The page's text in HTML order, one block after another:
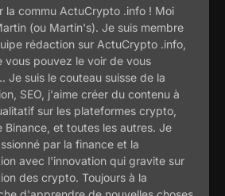
la commu ActuCrypto .info ! Moi
(ou Martin's). Je suis membre
rédaction sur ActuCrypto .info,
vous pouvez le voir de vous
Je suis le couteau suisse de la
SEO, j'aime créer du contenu à
sur les plateformes crypto,
Binance, et toutes les autres. Je
par la finance et la
avec l'innovation qui gravite sur
des crypto. Toujours à la